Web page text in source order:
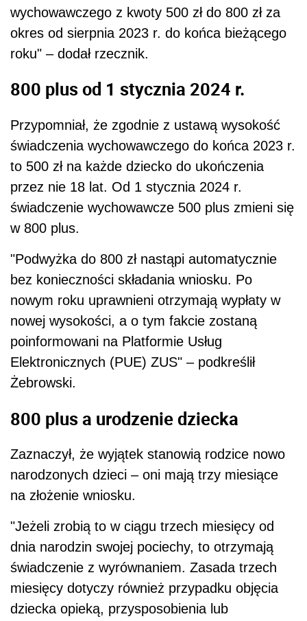
wychowawczego z kwoty 500 zł do 800 zł za
okres od sierpnia 2023 r. do końca bieżącego
roku" – dodał rzecznik.
800 plus od 1 stycznia 2024 r.
Przypomniał, że zgodnie z ustawą wysokość
świadczenia wychowawczego do końca 2023 r.
to 500 zł na każde dziecko do ukończenia
przez nie 18 lat. Od 1 stycznia 2024 r.
świadczenie wychowawcze 500 plus zmieni się
w 800 plus.
"Podwyżka do 800 zł nastąpi automatycznie
bez konieczności składania wniosku. Po
nowym roku uprawnieni otrzymają wypłaty w
nowej wysokości, a o tym fakcie zostaną
poinformowani na Platformie Usług
Elektronicznych (PUE) ZUS" – podkreślił
Żebrowski.
800 plus a urodzenie dziecka
Zaznaczył, że wyjątek stanowią rodzice nowo
narodzonych dzieci – oni mają trzy miesiące
na złożenie wniosku.
"Jeżeli zrobią to w ciągu trzech miesięcy od
dnia narodzin swojej pociechy, to otrzymają
świadczenie z wyrównaniem. Zasada trzech
miesięcy dotyczy również przypadku objęcia
dziecka opieką, przysposobienia lub